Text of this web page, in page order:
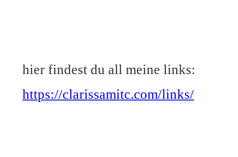
hier findest du all meine links:
https://clarissamitc.com/links/